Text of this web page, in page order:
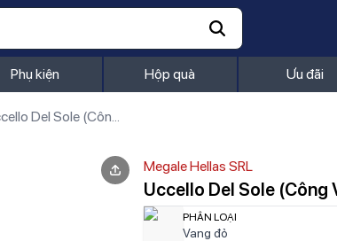
Phụ kiện Hộp quà Ưu đãi
Uccello Del Sole (Công Vàng)
Megale Hellas SRL
Uccello Del Sole (Công
PHÂN LOẠI
Vang đỏ